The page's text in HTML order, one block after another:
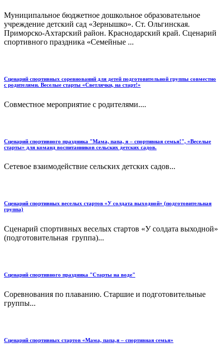
Муниципальное бюджетное дошкольное образовательное
учреждение детский сад «Зернышко». Ст. Ольгинская.
Приморско-Ахтарский район. Краснодарский край. Сценарий
спортивного праздника «Семейные ...
Сценарий спортивных соревнований для детей подготовительной группы совместно
с родителями. Веселые старты «Светлячки, на старт!»
Совместное мероприятие с родителями....
Сценарий спортивного праздника "Мама, папа, я – спортивная семья!", «Веселые
старты» для команд воспитанников сельских детских садов.
Сетевое взаимодействие сельских детских садов...
Сценарий спортивных веселых стартов «У солдата выходной» (подготовительная
группа)
Сценарий спортивных веселых стартов «У солдата выходной»
(подготовительная группа)...
Сценарий спортивного праздника "Старты на воде"
Соревнования по плаванию. Старшие и подготовительные
группы...
Сценарий спортивных стартов «Мама, папа,я – спортивная семья»